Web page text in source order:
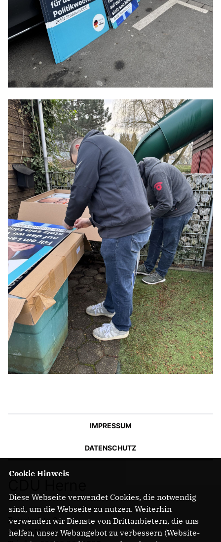
IMPRESSUM
DATENSCHUTZ
Bahnhofstr. 84
44623 Herne
Cookie Hinweis
Diese Webseite verwendet Cookies, die notwendig
sind, um die Webseite zu nutzen. Weiterhin
verwenden wir Dienste von Drittanbietern, die uns
helfen, unser Webangebot zu verbessern (Website-